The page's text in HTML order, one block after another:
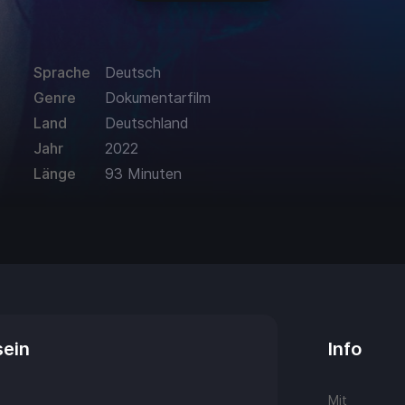
Sprache
Deutsch
Genre
Dokumentarfilm
Land
Deutschland
Jahr
2022
Länge
93 Minuten
Info
Mit